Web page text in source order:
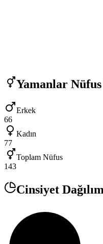
Yamanlar
Erkek
66
Kadın
77
Toplam Nüfus
143
Cinsiyet